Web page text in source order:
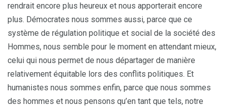
rendrait encore plus heureux et nous apporterait encore
plus. Démocrates nous sommes aussi, parce que ce
système de régulation politique et social de la société des
Hommes, nous semble pour le moment en attendant mieux,
celui qui nous permet de nous départager de manière
relativement équitable lors des conflits politiques. Et
humanistes nous sommes enfin, parce que nous sommes
des hommes et nous pensons qu’en tant que tels, notre